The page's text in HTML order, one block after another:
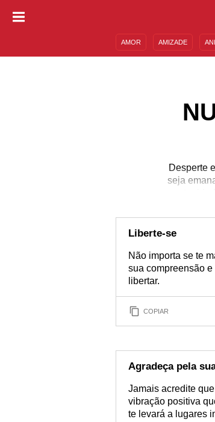
AMOR AMIZADE
Desperte
seja
seu
Jamais
Liberte-se
Não importa se te
sua compreensão
libertar.
COPIAR
Agradeça pela
Jamais acredite
vibração positiva
te levará a lugares